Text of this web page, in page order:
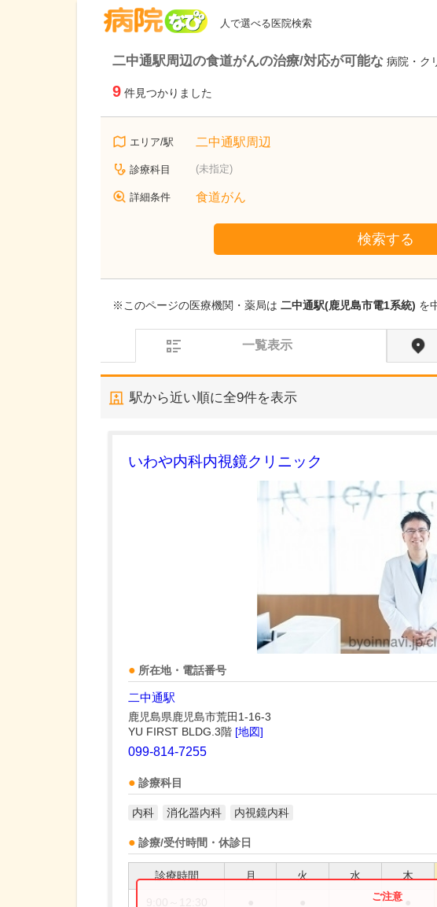
人で選べる医院検索
二中通駅周辺の食道がんの治療/対応が可能な 病院・ク
9 件見つかりました
エリア/駅 二中通駅周辺
診療科目 (未指定)
詳細条件 食道がん
検索する
※このページの医療機関・薬局は 二中通駅(鹿児島市電1系統) を
一覧表示
駅から近い順に全9件を表示
いわや内科内視鏡クリニック
所在地・電話番号
二中通駅
鹿児島県鹿児島市荒田1-16-3
YU FIRST BLDG.3階 [地図]
099-814-7255
診療科目
内科 消化器内科 内視鏡内科
診療/受付時間・休診日
診療時間 月 火 水 木